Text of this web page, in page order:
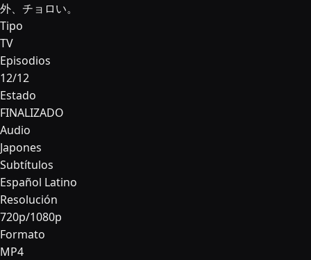
外、チョロい。
Tipo
TV
Episodios
12/12
Estado
FINALIZADO
Audio
Japones
Subtítulos
Español Latino
Resolución
720p/1080p
Formato
MP4